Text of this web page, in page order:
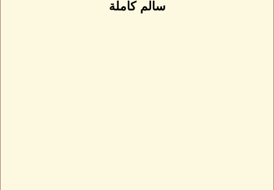
سالم كاملة